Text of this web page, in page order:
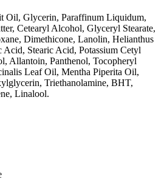
Oil, Glycerin, Paraffinum Liquidum,
Cetearyl Alcohol, Glyceryl Stearate,
Dimethicone, Lanolin, Helianthus
Stearic Acid, Potassium Cetyl
Allantoin, Panthenol, Tocopheryl
Leaf Oil, Mentha Piperita Oil,
Triethanolamine, BHT,
Linalool.